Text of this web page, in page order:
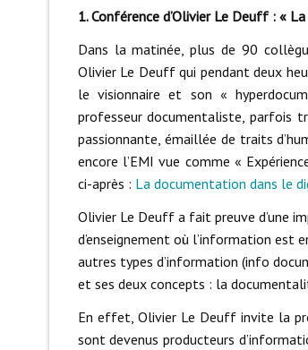
1. Conférence d’Olivier Le Deuff : «
Dans la matinée, plus de 90
Olivier Le Deuff qui pendant deux
le visionnaire et son «
professeur documentaliste, parfois
passionnante, émaillée de traits
encore l’EMI vue comme «
ci-après : La documentation dans le
Olivier Le Deuff a fait preuve d’une
d’enseignement où l’information est
autres types d’information (info
et ses deux concepts : la
En effet, Olivier Le Deuff invite la
sont devenus producteurs